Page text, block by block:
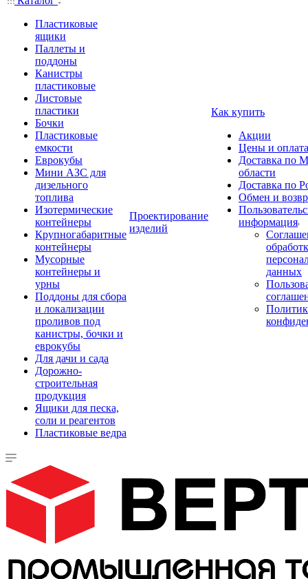
Пластиковые
ящики
Паллеты и
поддоны
Канистры
пластиковые
Листовые
пластики
Бочки
Пластиковые
емкости
Еврокубы
Мини АЗС для
дизельного
топлива
Изотермические
контейнеры
Крупногабаритные
контейнеры
Мусорные
контейнеры и
урны
Поддоны для сбора
и локализации
проливов под
канистры, бочки и
еврокубы
Для дачи и сада
Дорожно-
строительная
продукция
Ящики для песка,
соли и реагентов
Пластиковые ведра
Проектирование
изделий
Как купить
Акции
Цены и оплата
Доставка по
области
Доставка по
Обмен и
информация
данных